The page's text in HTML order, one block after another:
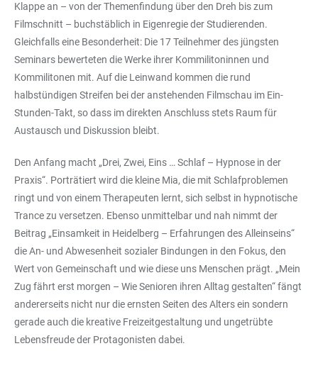
Klappe an – von der Themenfindung über den Dreh bis zum
Filmschnitt – buchstäblich in Eigenregie der Studierenden.
Gleichfalls eine Besonderheit: Die 17 Teilnehmer des jüngsten
Seminars bewerteten die Werke ihrer Kommilitoninnen und
Kommilitonen mit. Auf die Leinwand kommen die rund
halbstündigen Streifen bei der anstehenden Filmschau im Ein-
Stunden-Takt, so dass im direkten Anschluss stets Raum für
Austausch und Diskussion bleibt.
Den Anfang macht „Drei, Zwei, Eins … Schlaf – Hypnose in der
Praxis“. Porträtiert wird die kleine Mia, die mit Schlafproblemen
ringt und von einem Therapeuten lernt, sich selbst in hypnotische
Trance zu versetzen. Ebenso unmittelbar und nah nimmt der
Beitrag „Einsamkeit in Heidelberg – Erfahrungen des Alleinseins“
die An- und Abwesenheit sozialer Bindungen in den Fokus, den
Wert von Gemeinschaft und wie diese uns Menschen prägt. „Mein
Zug fährt erst morgen – Wie Senioren ihren Alltag gestalten“ fängt
andererseits nicht nur die ernsten Seiten des Alters ein sondern
gerade auch die kreative Freizeitgestaltung und ungetrübte
Lebensfreude der Protagonisten dabei.